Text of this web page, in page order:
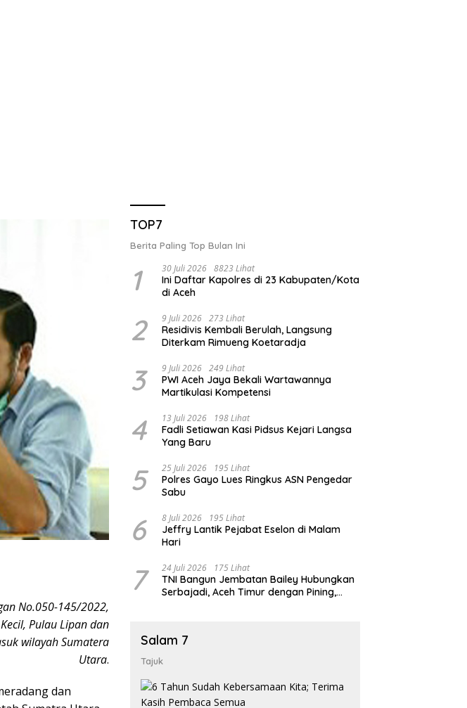
No.050-145/2022,
Pulau Lipan dan
wilayah Sumatera
Utara.
dan
TOP7
Berita Paling Top Bulan Ini
1 30 Juli 2026 8823 Lihat
Ini Daftar Kapolres di 23 Kabupaten/Kota
di Aceh
2 9 Juli 2026 273 Lihat
Residivis Kembali Berulah, Langsung
Diterkam Rimueng Koetaradja
3 9 Juli 2026 249 Lihat
PWI Aceh Jaya Bekali Wartawannya
Martikulasi Kompetensi
4 13 Juli 2026 198 Lihat
Fadli Setiawan Kasi Pidsus Kejari Langsa
Yang Baru
5 25 Juli 2026 195 Lihat
Polres Gayo Lues Ringkus ASN Pengedar
Sabu
6 8 Juli 2026 195 Lihat
Jeffry Lantik Pejabat Eselon di Malam
Hari
7 24 Juli 2026 175 Lihat
TNI Bangun Jembatan Bailey Hubungkan
Serbajadi, Aceh Timur dengan Pining,
Salam 7
Tajuk